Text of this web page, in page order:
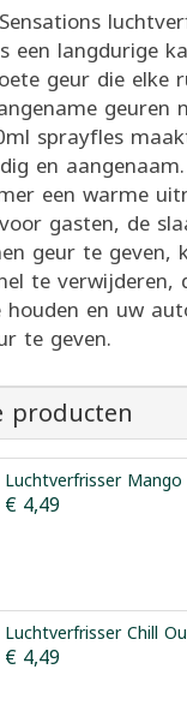
een langdurige
geur die elke
geuren
sprayfles
en
een warme
gasten, de
geur te geven,
te verwijderen,
en uw
te geven.
producten
€ 4,49
Luchtverfrisser Chill
€ 4,49